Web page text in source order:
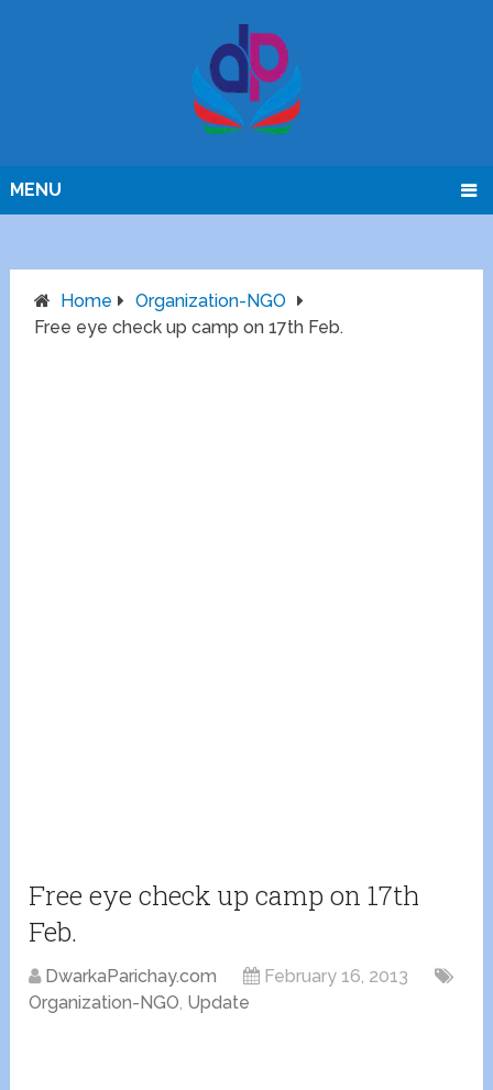
MENU
Home
Organization-NGO
Free eye check up camp on 17th Feb.
Free eye check up camp on 17th
Feb.
DwarkaParichay.com
February 16, 2013
Organization-NGO, Update